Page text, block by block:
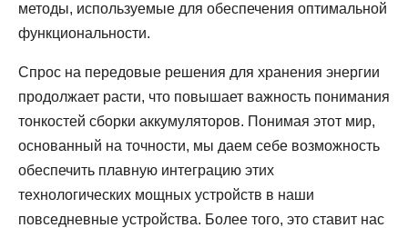
методы, используемые для обеспечения оптимальной
функциональности.
Спрос на передовые решения для хранения энергии
продолжает расти, что повышает важность понимания
тонкостей сборки аккумуляторов. Понимая этот мир,
основанный на точности, мы даем себе возможность
обеспечить плавную интеграцию этих
технологических мощных устройств в наши
повседневные устройства. Более того, это ставит нас